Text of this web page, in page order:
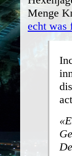
Menge
echt was